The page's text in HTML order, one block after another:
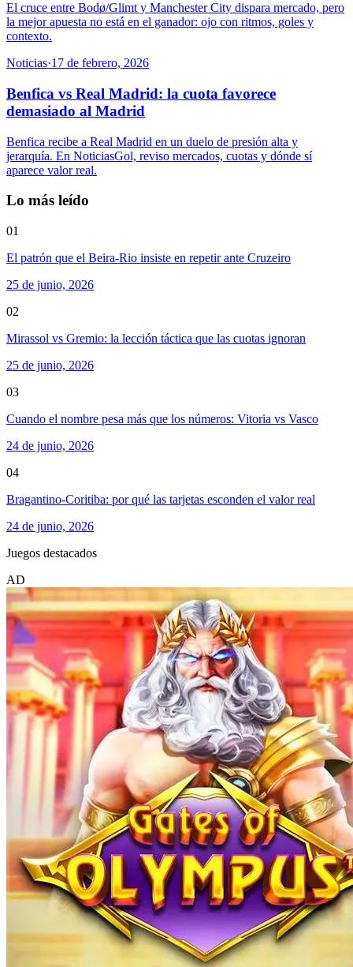
El cruce entre Bodø/Glimt y Manchester City dispara mercado, pero
la mejor apuesta no está en el ganador: ojo con ritmos, goles y
contexto.
Noticias·17 de febrero, 2026
Benfica vs Real Madrid: la cuota favorece
demasiado al Madrid
Benfica recibe a Real Madrid en un duelo de presión alta y
jerarquía. En NoticiasGol, reviso mercados, cuotas y dónde sí
aparece valor real.
Lo más leído
01
El patrón que el Beira-Rio insiste en repetir ante Cruzeiro
25 de junio, 2026
02
Mirassol vs Gremio: la lección táctica que las cuotas ignoran
25 de junio, 2026
03
Cuando el nombre pesa más que los números: Vitoria vs Vasco
24 de junio, 2026
04
Bragantino-Coritiba: por qué las tarjetas esconden el valor real
24 de junio, 2026
Juegos destacados
AD